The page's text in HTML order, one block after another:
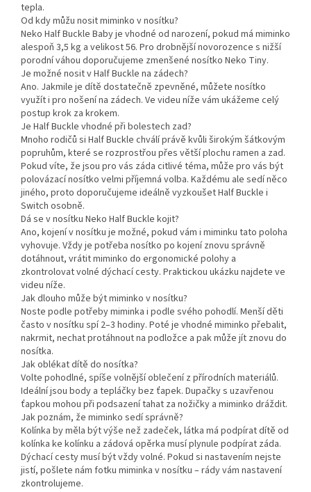
tepla.
Od kdy můžu nosit miminko v nosítku?
Neko Half Buckle Baby je vhodné od narození, pokud má miminko
alespoň 3,5 kg a velikost 56. Pro drobnější novorozence s nižší
porodní váhou doporučujeme zmenšené nosítko Neko Tiny.
Je možné nosit v Half Buckle na zádech?
Ano. Jakmile je dítě dostatečně zpevněné, můžete nosítko
využít i pro nošení na zádech. Ve videu níže vám ukážeme celý
postup krok za krokem.
Je Half Buckle vhodné při bolestech zad?
Mnoho rodičů si Half Buckle chválí právě kvůli širokým šátkovým
popruhům, které se rozprostřou přes větší plochu ramen a zad.
Pokud víte, že jsou pro vás záda citlivé téma, může pro vás být
polovázací nosítko velmi příjemná volba. Každému ale sedí něco
jiného, proto doporučujeme ideálně vyzkoušet Half Buckle i
Switch osobně.
Dá se v nosítku Neko Half Buckle kojit?
Ano, kojení v nosítku je možné, pokud vám i miminku tato poloha
vyhovuje. Vždy je potřeba nosítko po kojení znovu správně
dotáhnout, vrátit miminko do ergonomické polohy a
zkontrolovat volné dýchací cesty. Praktickou ukázku najdete ve
videu níže.
Jak dlouho může být miminko v nosítku?
Noste podle potřeby miminka i podle svého pohodlí. Menší děti
často v nosítku spí 2–3 hodiny. Poté je vhodné miminko přebalit,
nakrmit, nechat protáhnout na podložce a pak může jít znovu do
nosítka.
Jak oblékat dítě do nosítka?
Volte pohodlné, spíše volnější oblečení z přírodních materiálů.
Ideální jsou body a tepláčky bez ťapek. Dupačky s uzavřenou
ťapkou mohou při podsazení tahat za nožičky a miminko dráždit.
Jak poznám, že miminko sedí správně?
Kolínka by měla být výše než zadeček, látka má podpírat dítě od
kolínka ke kolínku a zádová opěrka musí plynule podpírat záda.
Dýchací cesty musí být vždy volné. Pokud si nastavením nejste
jistí, pošlete nám fotku miminka v nosítku – rády vám nastavení
zkontrolujeme.